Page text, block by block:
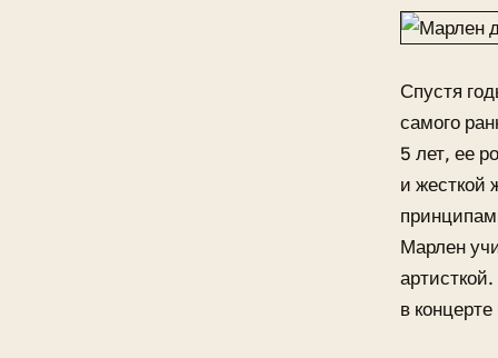
Спустя
самого
5 лет, ее
и жесткой
Марлен
в